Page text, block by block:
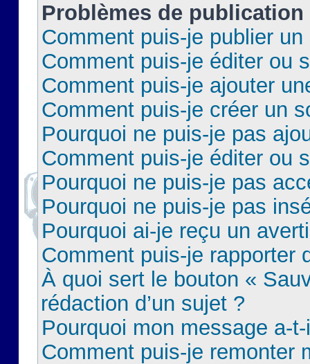
Problèmes de publication
Comment puis-je publier
Comment puis-je éditer ou
Comment puis-je ajouter
Comment puis-je créer un
Pourquoi ne puis-je pas
Comment puis-je éditer ou
Pourquoi ne puis-je pas
Pourquoi ne puis-je pas
Pourquoi ai-je reçu un
Comment puis-je rapporter
À quoi sert le bouton «
rédaction d’un sujet ?
Pourquoi mon message a-
Comment puis-je remonter